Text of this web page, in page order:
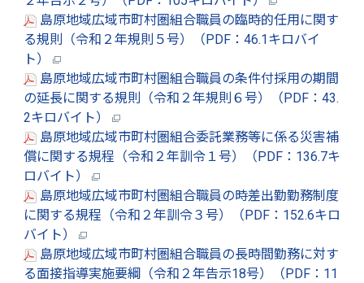
島原地域広域市町村圏組合職員の臨時的任用に関す
る規則（令和２年規則５号）（PDF：46.1キロバイ
ト）
島原地域広域市町村圏組合職員の条件付採用の期間
の延長に関する規則（令和２年規則６号）（PDF：43.
2キロバイト）
島原地域広域市町村圏組合委託業務等に係る災害補
償に関する規程（令和２年訓令１号）（PDF：136.7キ
ロバイト）
島原地域広域市町村圏組合職員の時差出勤勤務制度
に関する規程（令和２年訓令３号）（PDF：152.6キロ
バイト）
島原地域広域市町村圏組合職員の長時間勤務に対す
る面接指導実施要綱（令和２年告示18号）（PDF：11